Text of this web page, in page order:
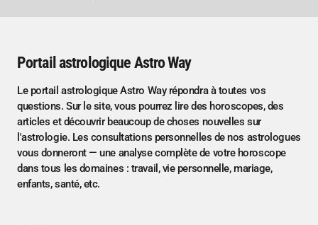
Portail astrologique Astro Way
Le portail astrologique Astro Way répondra à toutes vos
questions. Sur le site, vous pourrez lire des horoscopes, des
articles et découvrir beaucoup de choses nouvelles sur
l'astrologie. Les consultations personnelles de nos astrologues
vous donneront — une analyse complète de votre horoscope
dans tous les domaines : travail, vie personnelle, mariage,
enfants, santé, etc.